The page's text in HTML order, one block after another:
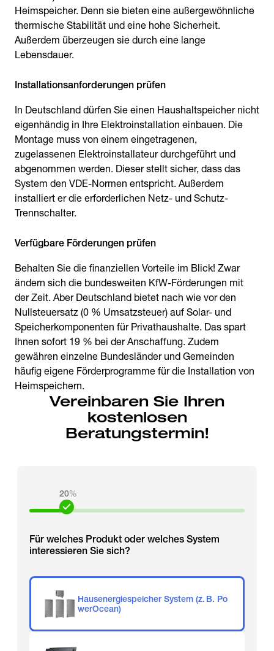
Heimspeicher. Denn sie bieten eine außergewöhnliche
thermische Stabilität und eine hohe Sicherheit.
Außerdem überzeugen sie durch eine lange
Lebensdauer.
Installationsanforderungen prüfen
In Deutschland dürfen Sie einen Haushaltspeicher nicht
eigenhändig in Ihre Elektroinstallation einbauen. Die
Montage muss von einem eingetragenen,
zugelassenen Elektroinstallateur durchgeführt und
abgenommen werden. Dieser stellt sicher, dass das
System den VDE-Normen entspricht. Außerdem
installiert er die erforderlichen Netz- und Schutz-
Trennschalter.
Verfügbare Förderungen prüfen
Behalten Sie die finanziellen Vorteile im Blick! Zwar
ändern sich die bundesweiten KfW-Förderungen mit
der Zeit. Aber Deutschland bietet nach wie vor den
Nullsteuersatz (0 % Umsatzsteuer) auf Solar- und
Speicherkomponenten für Privathaushalte. Das spart
Ihnen sofort 19 % bei der Anschaffung. Zudem
gewähren einzelne Bundesländer und Gemeinden
häufig eigene Förderprogramme für die Installation von
Heimspeichern.
Vereinbaren Sie Ihren
kostenlosen
Beratungstermin!
20%
Für welches Produkt oder welches System
interessieren Sie sich?
Hausenergiespeicher System (z. B. Po
werOcean)